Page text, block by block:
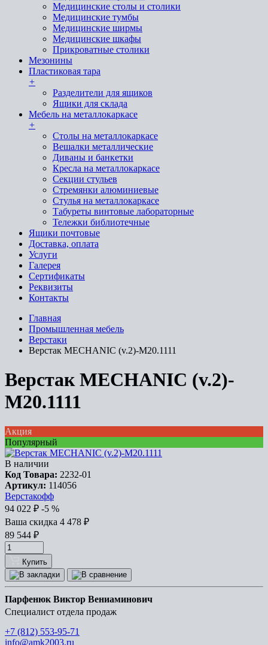
Медицинские столы и столики
Медицинские тумбы
Медицинские ширмы
Медицинские шкафы
Прикроватные столики
Мезонины
Пластиковая тара
+
Разделители для ящиков
Ящики для склада
Мебель на металлокаркасе
+
Cтолы на металлокаркасе
Вешалки металлические
Диваны и банкетки
Кресла на металлокаркасе
Секции стульев
Стремянки алюминиевые
Стулья на металлокаркасе
Табуреты винтовые лабораторные
Тележки библиотечные
Ящики почтовые
Доставка, оплата
Услуги
Галерея
Сертификаты
Реквизиты
Контакты
Главная
Промышленная мебель
Верстаки
Верстак MECHANIC (v.2)-М20.1111
Верстак MECHANIC (v.2)-
М20.1111
Акция
Популярный
В наличии
Код Товара: 2232-01
Артикул: 114056
Верстакофф
94 022 ₽ -5 %
Ваша cкидка 4 478 ₽
89 544 ₽
Купить
Парфенюк Виктор Вениаминович
Специалист отдела продаж
+7 (812) 553-95-71
info@amk2003.ru